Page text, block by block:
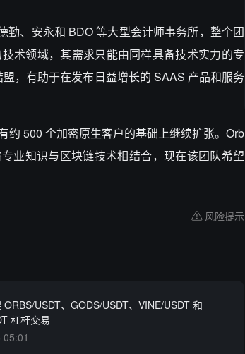
勤、安永和 BDO 等大型会计师事务所，整个团
术领域，其需求只能由同样具备技术实力的专
，有助于在发布日益增长的 SAAS 产品和服务
约 500 个加密原生客户的基础上继续扩张。Orb
业知识与区块链技术相结合，现在该团队希望
风险提示
ORBS/USDT、GODS/USDT、VINE/USDT 和
杠杆交易